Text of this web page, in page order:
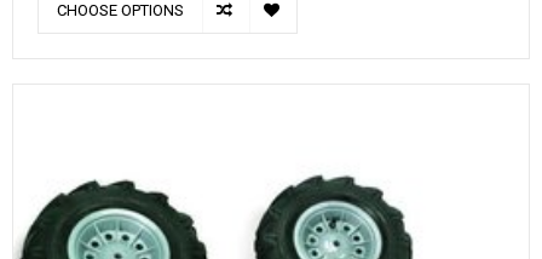
CHOOSE OPTIONS